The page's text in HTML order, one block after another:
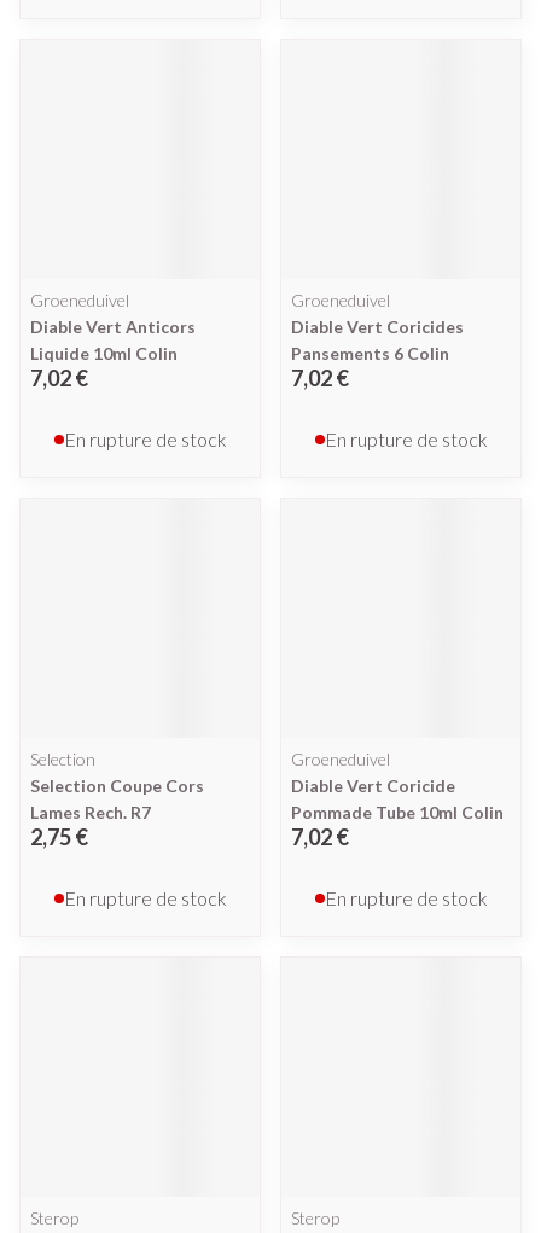
Groeneduivel
Diable Vert Anticors
Liquide 10ml Colin
7,02 €
En rupture de stock
Groeneduivel
Diable Vert Coricides
Pansements 6 Colin
7,02 €
En rupture de stock
Selection
Selection Coupe Cors
Lames Rech. R7
2,75 €
En rupture de stock
Groeneduivel
Diable Vert Coricide
Pommade Tube 10ml Colin
7,02 €
En rupture de stock
Sterop
Sterop